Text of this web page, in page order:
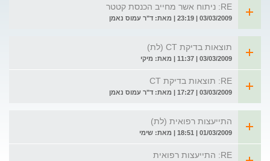
RE: ניתוח אשר מחייב הכנסת קטטר
03/03/2009 | 23:19 | מאת: ד"ר עמוס נאמן
תוצאות בדיקת CT (לת)
03/03/2009 | 11:37 | מאת: מיקי
RE: תוצאות בדיקת CT
03/03/2009 | 17:27 | מאת: ד"ר עמוס נאמן
התייעצות רפואית (לת)
01/03/2009 | 18:51 | מאת: שימי
RE: התייעצות רפואית